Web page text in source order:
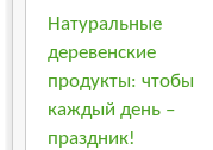
Натуральные
деревенские
продукты: чтобы
каждый день –
праздник!